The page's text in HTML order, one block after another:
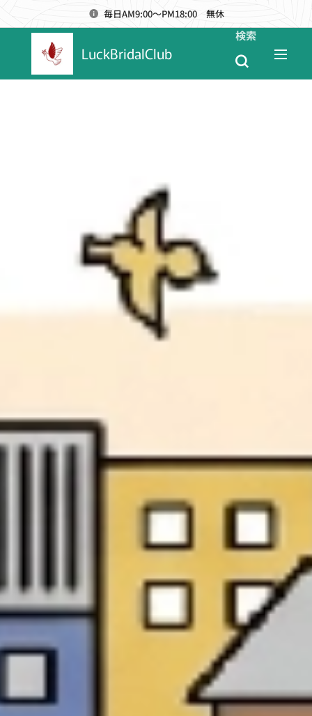
毎日AM9:00～PM18:00 無休
LuckBridalClub
検索
メニュー